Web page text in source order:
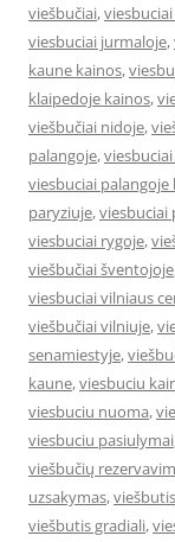
viešbučiai,
viesbuciai jurmaloje,
kaune kainos,
klaipedoje kainos,
viešbučiai nidoje,
palangoje,
viesbuciai palangoje
paryziuje,viesbuciai
viesbuciai rygoje,
viešbučiai šventojoje
viesbuciai vilniaus
viešbučiai vilniuje,
senamiestyje,
kaune,viesbuciu
viesbuciu nuoma,
viesbuciu pasiulymai
viešbučių
uzsakymas,viešbutis
viešbutis gradiali,